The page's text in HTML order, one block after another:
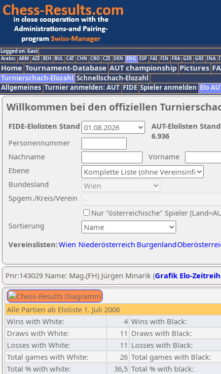
Logged on: Gast
Arabic ARM AZE BIH BUL CAT CHN CRO CZE DEN ENG ESP FAI FIN FRA GER GRE INA
Home Tournament-Database AUT championship Pictures
Turnierschach-Elozahl Schnellschach-Elozahl
Allgemeines Turnier anmelden: AUT FIDE Spieler anmelden Elo
Willkommen bei den offiziellen
Nachname
Vorname
Ebene
Sortierung
Personennummer
Bundesland
Spgem./Kreis/Verein
Nur "österreichische" Spieler
Vereinslisten:Wien Niederösterreich Burgenland
AUT-Elolisten
6.936
FIDE-Elolisten Stand
Pnr:143029 Name: Mag.(FH) Jürgen Minarik (Grafik Elo-
Alle Partien ab Eloliste 1. Juli 2006
Wins with White:
4 Wins with Black:
Draws with White:
11 Draws with Black:
Losses with White:
11 Losses with Black:
Total games with White:
26 Total games with Black:
Total % with white:
36,5 Total % with black: